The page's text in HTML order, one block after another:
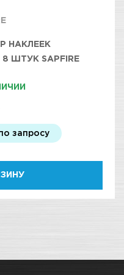
НАКЛЕЕК
SAPFIRE
запросу